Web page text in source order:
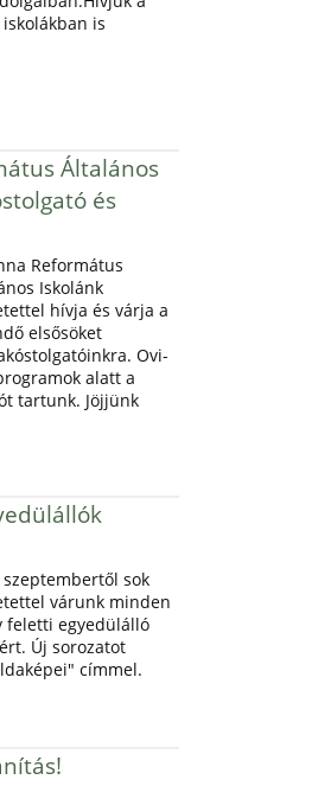
is
Általános
és
Református
Iskolánk
hívja és várja a
elsősöket
Ovi-
alatt a
tartunk. Jöjjünk
szeptembertől sok
várunk minden
feletti egyedülálló
Új sorozatot
címmel.